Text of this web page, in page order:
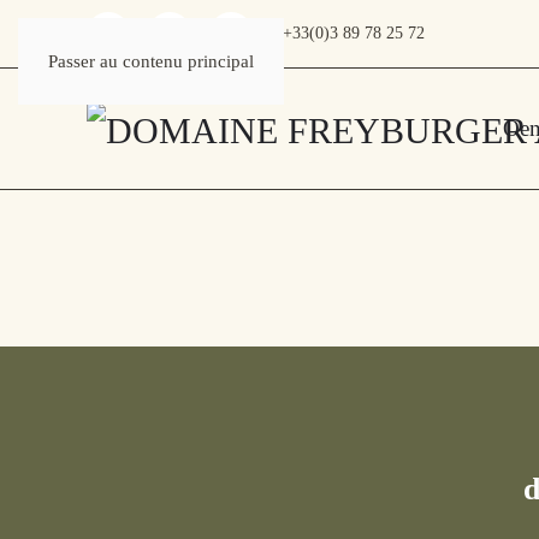
Passer au contenu principal
+33(0)3 89 78 25 72